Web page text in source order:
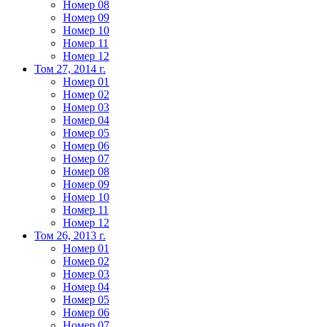
Номер 08
Номер 09
Номер 10
Номер 11
Номер 12
Том 27, 2014 г.
Номер 01
Номер 02
Номер 03
Номер 04
Номер 05
Номер 06
Номер 07
Номер 08
Номер 09
Номер 10
Номер 11
Номер 12
Том 26, 2013 г.
Номер 01
Номер 02
Номер 03
Номер 04
Номер 05
Номер 06